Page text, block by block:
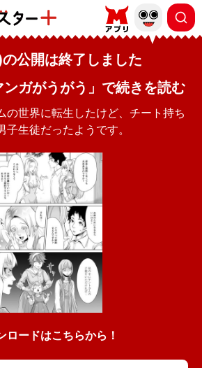
公開は終了しました
ガがうがう」で続きを読む
の世界に転生したけど、チート持ち
子生徒だったようです。
ロードはこちらから！